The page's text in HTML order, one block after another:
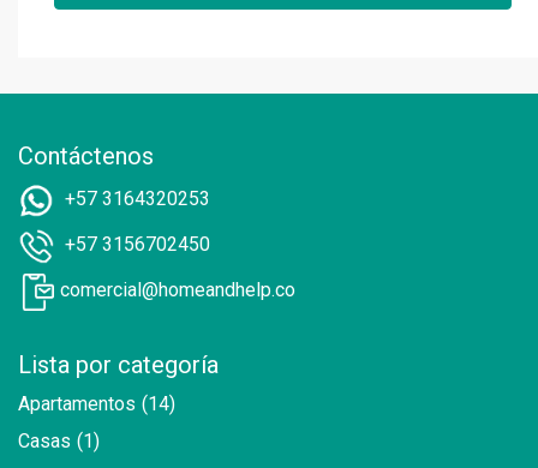
Contáctenos
+57 3164320253
+57 3156702450
comercial@homeandhelp.co
Lista por categoría
Apartamentos (14)
Casas (1)